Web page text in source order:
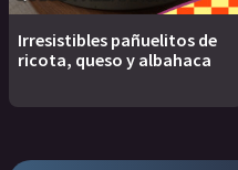
Irresistibles pañuelitos de
ricota, queso y albahaca